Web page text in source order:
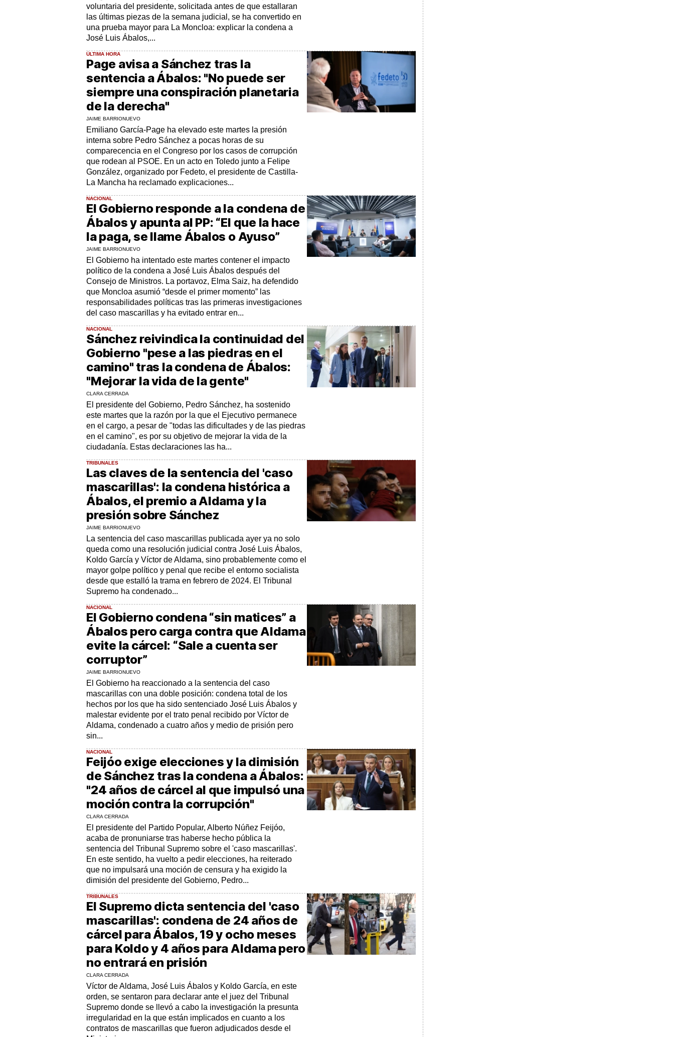
voluntaria del presidente, solicitada antes de que estallaran
las últimas piezas de la semana judicial, se ha convertido en
una prueba mayor para La Moncloa: explicar la condena a
José Luis Ábalos,...
ÚLTIMA HORA
Page avisa a Sánchez tras la
sentencia a Ábalos: "No puede ser
siempre una conspiración planetaria
de la derecha"
JAIME BARRIONUEVO
Emiliano García-Page ha elevado este martes la presión
interna sobre Pedro Sánchez a pocas horas de su
comparecencia en el Congreso por los casos de corrupción
que rodean al PSOE. En un acto en Toledo junto a Felipe
González, organizado por Fedeto, el presidente de Castilla-
La Mancha ha reclamado explicaciones...
NACIONAL
El Gobierno responde a la condena de
Ábalos y apunta al PP: “El que la hace
la paga, se llame Ábalos o Ayuso”
JAIME BARRIONUEVO
El Gobierno ha intentado este martes contener el impacto
político de la condena a José Luis Ábalos después del
Consejo de Ministros. La portavoz, Elma Saiz, ha defendido
que Moncloa asumió “desde el primer momento” las
responsabilidades políticas tras las primeras investigaciones
del caso mascarillas y ha evitado entrar en...
NACIONAL
Sánchez reivindica la continuidad del
Gobierno "pese a las piedras en el
camino" tras la condena de Ábalos:
"Mejorar la vida de la gente"
CLARA CERRADA
El presidente del Gobierno, Pedro Sánchez, ha sostenido
este martes que la razón por la que el Ejecutivo permanece
en el cargo, a pesar de "todas las dificultades y de las piedras
en el camino", es por su objetivo de mejorar la vida de la
ciudadanía. Estas declaraciones las ha...
TRIBUNALES
Las claves de la sentencia del 'caso
mascarillas': la condena histórica a
Ábalos, el premio a Aldama y la
presión sobre Sánchez
JAIME BARRIONUEVO
La sentencia del caso mascarillas publicada ayer ya no solo
queda como una resolución judicial contra José Luis Ábalos,
Koldo García y Víctor de Aldama, sino probablemente como el
mayor golpe político y penal que recibe el entorno socialista
desde que estalló la trama en febrero de 2024. El Tribunal
Supremo ha condenado...
NACIONAL
El Gobierno condena “sin matices” a
Ábalos pero carga contra que Aldama
evite la cárcel: “Sale a cuenta ser
corruptor”
JAIME BARRIONUEVO
El Gobierno ha reaccionado a la sentencia del caso
mascarillas con una doble posición: condena total de los
hechos por los que ha sido sentenciado José Luis Ábalos y
malestar evidente por el trato penal recibido por Víctor de
Aldama, condenado a cuatro años y medio de prisión pero
sin...
NACIONAL
Feijóo exige elecciones y la dimisión
de Sánchez tras la condena a Ábalos:
"24 años de cárcel al que impulsó una
moción contra la corrupción"
CLARA CERRADA
El presidente del Partido Popular, Alberto Núñez Feijóo,
acaba de pronuniarse tras haberse hecho pública la
sentencia del Tribunal Supremo sobre el 'caso mascarillas'.
En este sentido, ha vuelto a pedir elecciones, ha reiterado
que no impulsará una moción de censura y ha exigido la
dimisión del presidente del Gobierno, Pedro...
TRIBUNALES
El Supremo dicta sentencia del 'caso
mascarillas': condena de 24 años de
cárcel para Ábalos, 19 y ocho meses
para Koldo y 4 años para Aldama pero
no entrará en prisión
CLARA CERRADA
Víctor de Aldama, José Luis Ábalos y Koldo García, en este
orden, se sentaron para declarar ante el juez del Tribunal
Supremo donde se llevó a cabo la investigación la presunta
irregularidad en la que están implicados en cuanto a los
contratos de mascarillas que fueron adjudicados desde el